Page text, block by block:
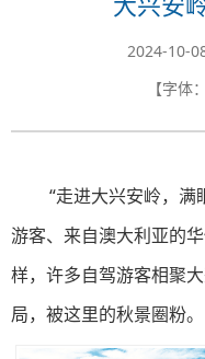
2024-10-
【字体：
“走进大兴安岭，满
游客、来自澳大利亚的
样，许多自驾游客相聚
局，被这里的秋景圈粉。